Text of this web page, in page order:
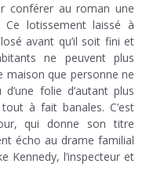
conférer au roman une
Ce lotissement laissé à
avant qu’il soit fini et
ne peuvent plus
que personne ne
folie d’autant plus
à fait banales. C’est
qui donne son titre
écho au drame familial
Kennedy, l’inspecteur et